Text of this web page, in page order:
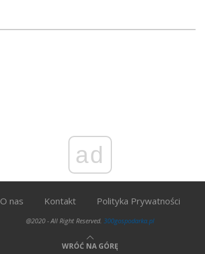
ad
O nas Kontakt Polityka Prywatności
@2020 - All Right Reserved. 300gospodarka.pl
WRÓĆ NA GÓRĘ